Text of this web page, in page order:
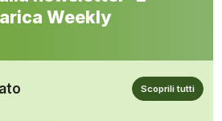
Weekly
Scoprili tutti